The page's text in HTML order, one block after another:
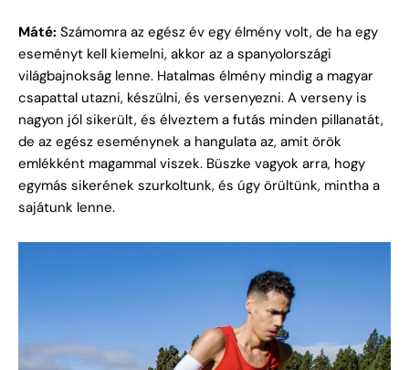
Máté: Számomra az egész év egy élmény volt, de ha egy
eseményt kell kiemelni, akkor az a spanyolországi
világbajnokság lenne. Hatalmas élmény mindig a magyar
csapattal utazni, készülni, és versenyezni. A verseny is
nagyon jól sikerült, és élveztem a futás minden pillanatát,
de az egész eseménynek a hangulata az, amit örök
emlékként magammal viszek. Büszke vagyok arra, hogy
egymás sikerének szurkoltunk, és úgy örültünk, mintha a
sajátunk lenne.